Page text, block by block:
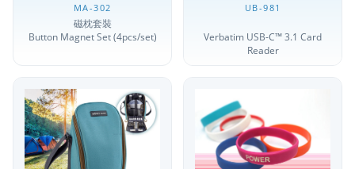
MA-302
磁枕套裝
Button Magnet Set (4pcs/set)
UB-981
Verbatim USB-C™ 3.1 Card
Reader